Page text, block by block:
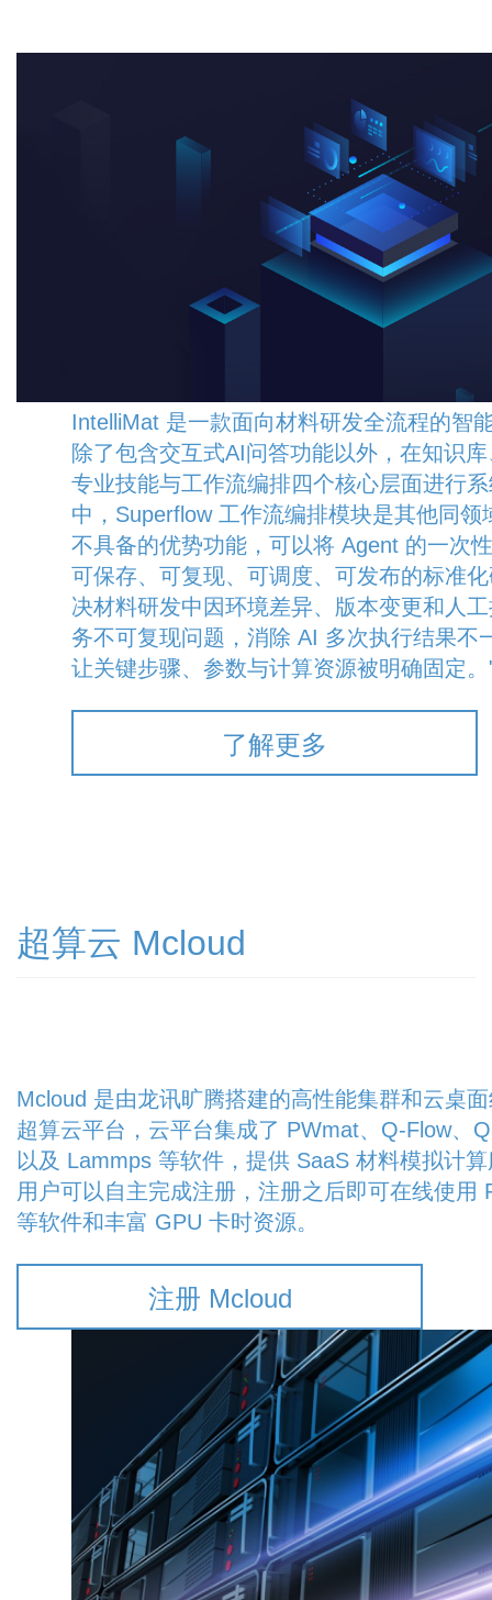
IntelliMat 是一款面向材料研发全流程的智
除了包含交互式AI问答功能以外，在知识
专业技能与工作流编排四个核心层面进行
中，Superflow 工作流编排模块是其他同领
不具备的优势功能，可以将 Agent 的一次
可保存、可复现、可调度、可发布的标准
决材料研发中因环境差异、版本变更和人
务不可复现问题，消除 AI 多次执行结果不
让关键步骤、参数与计算资源被明确固定
了解更多
超算云 Mcloud
Mcloud 是由龙讯旷腾搭建的高性能集群和云桌
超算云平台，云平台集成了 PWmat、Q-Flow、
以及 Lammps 等软件，提供 SaaS 材料模拟计
用户可以自主完成注册，注册之后即可在线使用
等软件和丰富 GPU 卡时资源。
注册 Mcloud